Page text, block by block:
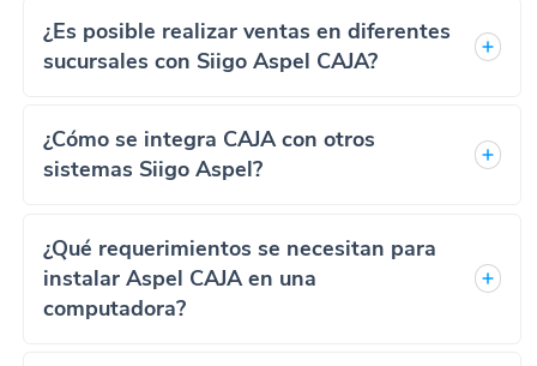
¿Es posible realizar ventas en diferentes
sucursales con Siigo Aspel CAJA?
¿Cómo se integra CAJA con otros
sistemas Siigo Aspel?
¿Qué requerimientos se necesitan para
instalar Aspel CAJA en una
computadora?